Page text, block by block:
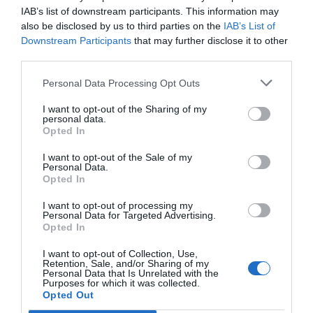
IAB’s list of downstream participants. This information may
also be disclosed by us to third parties on the IAB’s List of
Downstream Participants that may further disclose it to other
Personal Data Processing Opt Outs
I want to opt-out of the Sharing of my
personal data.
Opted In
I want to opt-out of the Sale of my
Personal Data.
Opted In
I want to opt-out of processing my
Personal Data for Targeted Advertising.
Opted In
I want to opt-out of Collection, Use,
Retention, Sale, and/or Sharing of my
Personal Data that Is Unrelated with the
Purposes for which it was collected.
Opted Out
las frenadas y aceleradas son las mismas es que
viajan en el mismo vehículo.
poner el foco en las personas y darnos todo el
poder de decisión sobre si queremos ceder
nuestros datos o no, con un mecanismo tan
aplicación. Es con esto que Facebook y el resto
tendrán que cumplir a partir de noviembre. No es
que nos toque pagar sí o sí, sino que podremos
decidir si pagamos con dinero por el mismo
datos. Se entiende muy bien si pensáis en Spotify,
que lo podéis disfrutar con anuncios o pagando la
cuota y siendo felices.